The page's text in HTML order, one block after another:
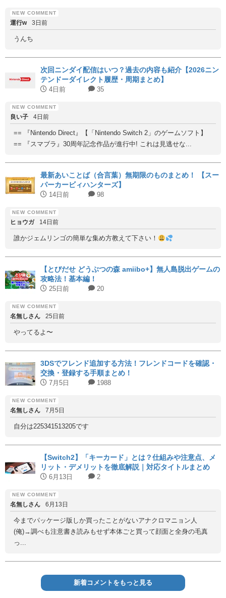
運行w 3日前
うんち
次回ニンダイ配信はいつ？過去の内容も紹介【2026ニン
テンドーダイレクト履歴・周期まとめ】
4日前 35
良い子 4日前
== 『Nintendo Direct』【「Nintendo Switch 2」のゲームソフト】
== 『スマブラ』30周年記念作品が進行中! これは見逃せな...
最新あいことば（合言葉）無期限のものまとめ！ 【スー
パーカービィハンターズ】
14日前 98
ヒョウガ 14日前
誰かジェムリンゴの簡単な集め方教えて下さい！
【とびだせ どうぶつの森 amiibo+】無人島脱出ゲームの
攻略法！基本編！
25日前 20
名無しさん 25日前
やってるよ〜
3DSでフレンド追加する方法！フレンドコードを確認・
交換・登録する手順まとめ！
7月5日 1988
名無しさん 7月5日
自分は225341513205です
【Switch2】「キーカード」とは？仕組みや注意点、メ
リット・デメリットを徹底解説｜対応タイトルまとめ
6月13日 2
名無しさん 6月13日
今までパッケージ版しか買ったことがないアナクロマニョン人
(俺)→調べも注意書き読みもせず本体ごと買って顔面と全身の毛真
っ...
新着コメントをもっと見る